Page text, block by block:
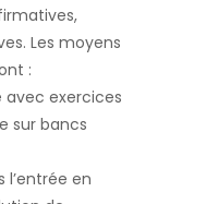
Les moyens
:
avec exercices
sur bancs
l’entrée en